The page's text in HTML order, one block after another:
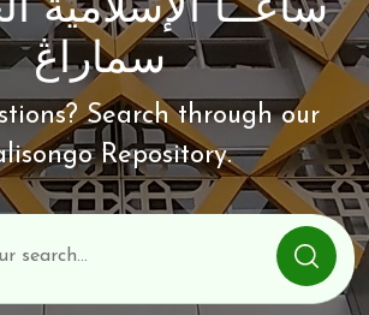
ساڠــا الإسلامية
سماراڠ
Search through our
Repository.